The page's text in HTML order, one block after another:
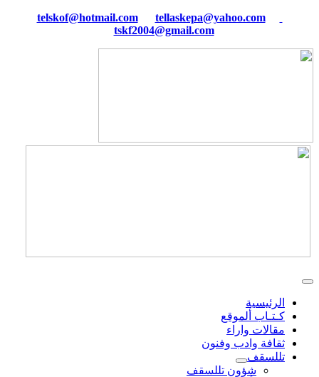
tellaskepa@yahoo.com
tskf2004@gmail.com
الرئيسية
كـتـاب ألموقع
مقالات واراء
ثقافة وادب وفنون
تللسقف
شؤون تللسقف